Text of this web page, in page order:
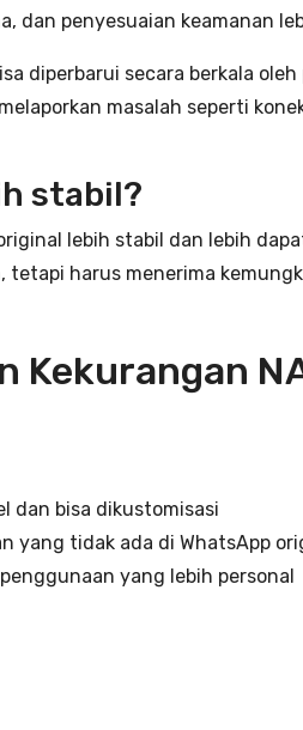
dan penyesuaian keamanan
diperbarui secara berkala
masalah seperti
stabil?
lebih stabil dan lebih
harus menerima
Kekurangan
dan bisa dikustomisasi
yang tidak ada di WhatsApp
yang lebih personal